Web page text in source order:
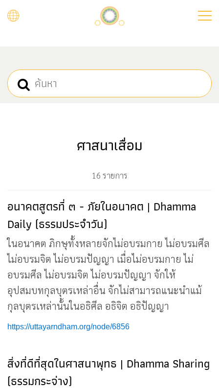
ศาสนาเสื่อม
16 รายการ
อนาคตสูตรที่ ๓ - ภัยในอนาคต | Dhamma
Daily (ธรรมประจำวัน)
ในอนาคต ภิกษุทั้งหลายจักไม่อบรมกาย ไม่อบรมศีล
ไม่อบรมจิต ไม่อบรมปัญญา เมื่อไม่อบรมกาย ไม่
อบรมศีล ไม่อบรมจิต ไม่อบรมปัญญา จักให้
อุปสมบทกุลบุตรเหล่าอื่น จักไม่สามารถแนะนำแม้
กุลบุตรเหล่านั้นในอธิศีล อธิจิต อธิปัญญา
https://uttayarndham.org/node/6856
สิ่งที่ดีที่สุดในศาสนาพุทธ | Dhamma Sharing
(ธรรมกระจ่าง)